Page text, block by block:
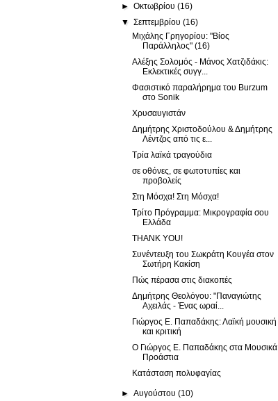
►Οκτωβρίου(16)
▼Σεπτεμβρίου(16)
Μιχάλης Γρηγορίου: "Βίος
Παράλληλος" (16)
Αλέξης Σολομός - Μάνος Χατζιδάκις:
Εκλεκτικές συγγ...
Φασιστικό παραλήρημα του Burzum
στο Sonik
Χρυσαυγιστάν
Δημήτρης Χριστοδούλου & Δημήτρης
Λέντζος από τις ε...
Τρία λαϊκά τραγούδια
σε οθόνες, σε φωτοτυπίες και
προβολείς
Στη Μόσχα! Στη Μόσχα!
Τρίτο Πρόγραμμα: Μικρογραφία σου
Ελλάδα
THANK YOU!
Συνέντευξη του Σωκράτη Κουγέα στον
Σωτήρη Κακίση
Πώς πέρασα στις διακοπές
Δημήτρης Θεολόγου: "Παναγιώτης
Αχειλάς - Ένας ωραί...
Γιώργος Ε. Παπαδάκης: Λαϊκή μουσική
και κριτική
Ο Γιώργος Ε. Παπαδάκης στα Μουσικά
Προάστια
Κατάσταση πολυφαγίας
►Αυγούστου(10)